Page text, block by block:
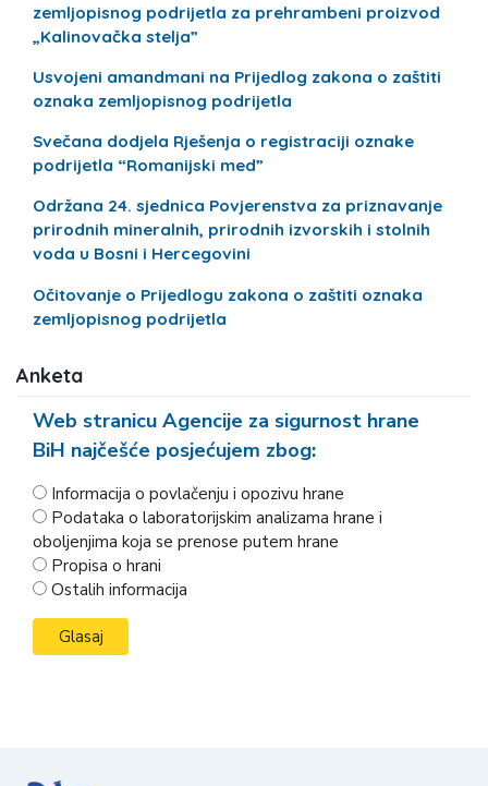
zemljopisnog podrijetla za prehrambeni proizvod
„Kalinovačka stelja”
Usvojeni amandmani na Prijedlog zakona o zaštiti
oznaka zemljopisnog podrijetla
Svečana dodjela Rješenja o registraciji oznake
podrijetla “Romanijski med”
Održana 24. sjednica Povjerenstva za priznavanje
prirodnih mineralnih, prirodnih izvorskih i stolnih
voda u Bosni i Hercegovini
Očitovanje o Prijedlogu zakona o zaštiti oznaka
zemljopisnog podrijetla
Anketa
Web stranicu Agencije za sigurnost hrane
BiH najčešće posjećujem zbog:
Informacija o povlačenju i opozivu hrane
Podataka o laboratorijskim analizama hrane i
oboljenjima koja se prenose putem hrane
Propisa o hrani
Ostalih informacija